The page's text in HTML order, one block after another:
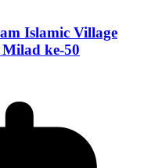
Islamic Village
ke-50